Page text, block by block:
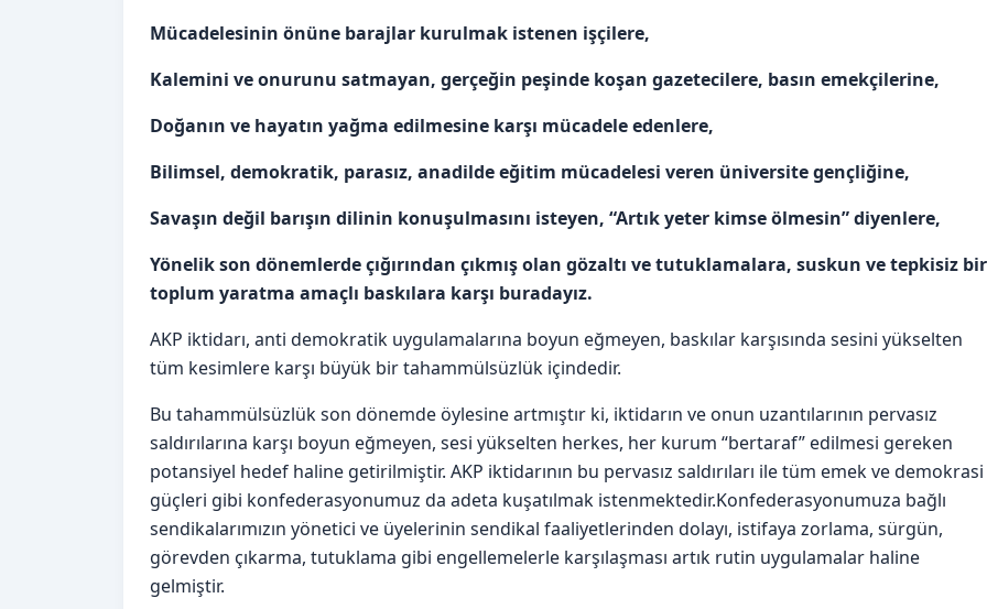
Mücadelesinin önüne barajlar kurulmak istenen işçilere,
Kalemini ve onurunu satmayan, gerçeğin peşinde koşan gazetecilere, basın emekçilerine,
Doğanın ve hayatın yağma edilmesine karşı mücadele edenlere,
Bilimsel, demokratik, parasız, anadilde eğitim mücadelesi veren üniversite gençliğine,
Savaşın değil barışın dilinin konuşulmasını isteyen, “Artık yeter kimse ölmesin” diyenlere,
Yönelik son dönemlerde çığırından çıkmış olan gözaltı ve tutuklamalara, suskun ve tepkisiz bir
toplum yaratma amaçlı baskılara karşı buradayız.
AKP iktidarı, anti demokratik uygulamalarına boyun eğmeyen, baskılar karşısında sesini yükselten
tüm kesimlere karşı büyük bir tahammülsüzlük içindedir.
Bu tahammülsüzlük son dönemde öylesine artmıştır ki, iktidarın ve onun uzantılarının pervasız
saldırılarına karşı boyun eğmeyen, sesi yükselten herkes, her kurum “bertaraf” edilmesi gereken
potansiyel hedef haline getirilmiştir. AKP iktidarının bu pervasız saldırıları ile tüm emek ve demokrasi
güçleri gibi konfederasyonumuz da adeta kuşatılmak istenmektedir.Konfederasyonumuza bağlı
sendikalarımızın yönetici ve üyelerinin sendikal faaliyetlerinden dolayı, istifaya zorlama, sürgün,
görevden çıkarma, tutuklama gibi engellemelerle karşılaşması artık rutin uygulamalar haline
gelmiştir.